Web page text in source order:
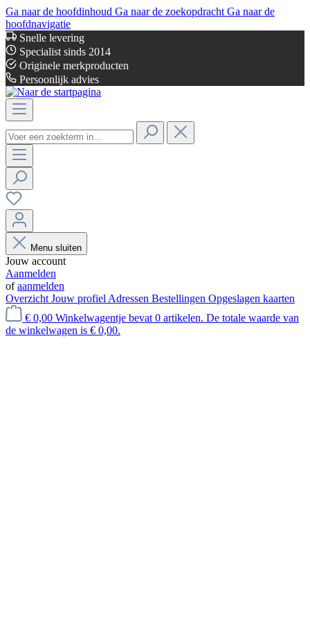
Ga naar de hoofdinhoud Ga naar de zoekopdracht Ga naar de
hoofdnavigatie
Snelle levering
Specialist sinds 2014
Originele merkproducten
Persoonlijk advies
Menu sluiten
Jouw account
Aanmelden
ofaanmelden
Overzicht Jouw profiel Adressen Bestellingen Opgeslagen kaarten
€ 0,00 Winkelwagentje bevat 0 artikelen. De totale waarde van
de winkelwagen is € 0,00.